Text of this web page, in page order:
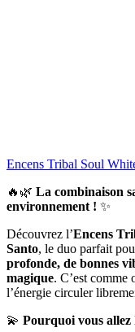
Encens Tribal Soul
🔥🌿 La combinaison
environnement ! ✨
Découvrez l’Encens
Santo, le duo parfait
profonde, de bonnes
magique. C’est comme
l’énergie circuler
💫 Pourquoi vous allez